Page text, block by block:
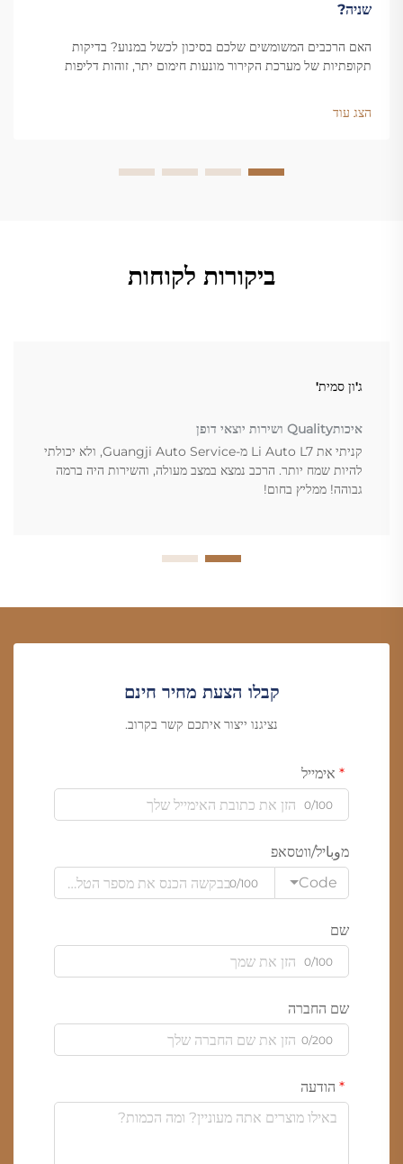
שניה?
האם הרכבים המשומשים שלכם בסיכון לכשל במנוע? בדיקות
תקופתיות של מערכת הקירור מונעות חימום יתר, זוהות דליפות
הצג עוד
ביקורות לקוחות
ג'ון סמית'
איכותQuality ושירות יוצאי דופן
קניתי את Li Auto L7 מ-Guangji Auto Service, ולא יכולתי
להיות שמח יותר. הרכב נמצא במצב מעולה, והשירות היה ברמה
גבוהה! ממליץ בחום!
קבלו הצעת מחיר חינם
נציגנו ייצור איתכם קשר בקרוב.
אימייל
0/100
מوباיל/ווטסאפ
Code
0/100
שם
0/100
שם החברה
0/200
הודעה